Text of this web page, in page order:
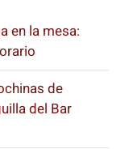
en la mesa:
de
del Bar